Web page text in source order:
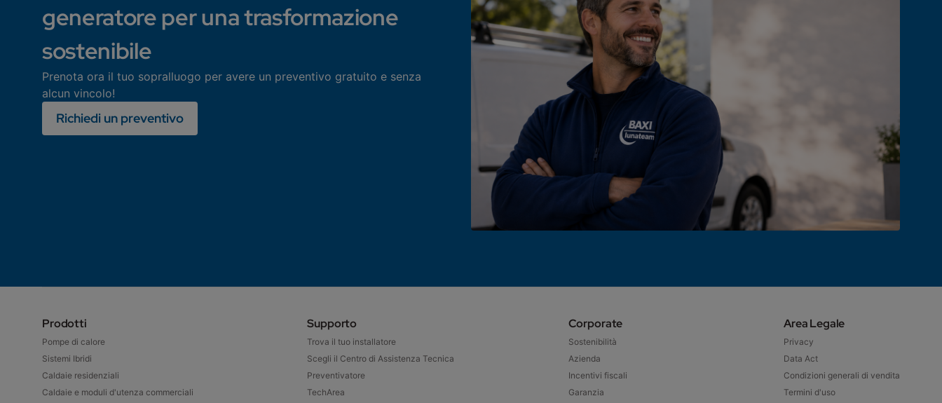
generatore per una trasformazione
sostenibile
Prenota ora il tuo sopralluogo per avere un preventivo gratuito e senza
alcun vincolo!
Richiedi un preventivo
Prodotti
Pompe di calore
Sistemi Ibridi
Caldaie residenziali
Caldaie e moduli d'utenza commerciali
Supporto
Trova il tuo installatore
Scegli il Centro di Assistenza Tecnica
Preventivatore
TechArea
Corporate
Sostenibilità
Azienda
Incentivi fiscali
Garanzia
Area Legale
Privacy
Data Act
Condizioni generali di vendita
Termini d'uso